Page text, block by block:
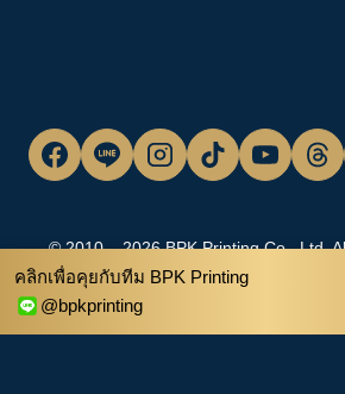
© 2010 – 2026 BPK Printing Co., Ltd.
คลิกเพื่อคุยกับทีม BPK Printing
@bpkprinting